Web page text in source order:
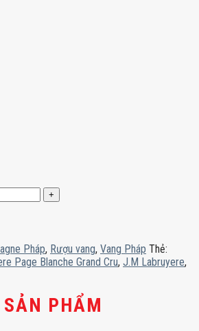
Pháp, Rượu vang, Vang Pháp Thẻ:
Page Blanche Grand Cru, J.M Labruyere,
PHẨM